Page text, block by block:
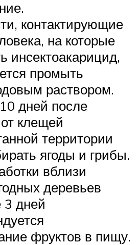
контактирующие
на которые
инсектоакарицид,
промыть
раствором.
дней после
клещей
территории
ягоды и грибы.
вблизи
деревьев
дней
фруктов в пищу.